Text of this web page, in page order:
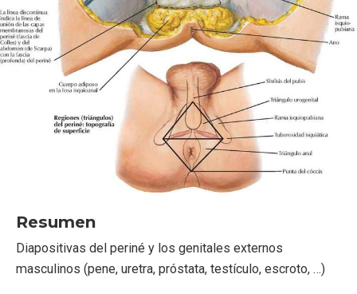
Resumen
Diapositivas del periné y los genitales externos
masculinos (pene, uretra, próstata, testículo, escroto, …)